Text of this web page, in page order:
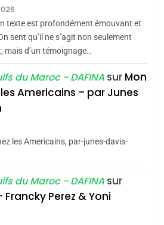
CE QUI NOUS MANQUE –
Jacques Hadida
JUDAISME
Maroc : Les amandes de
Tafraout, le miel de Tadla
du terroir
Oeil ravageur – Vanessa
De Loya Stauber
texte est profondément émouvant et
sent qu’il ne s’agit non seulement
mais d’un témoignage…
du Maroc - DAFINA sur Mon
Americains – par Junes
les Americains, par-junes-davis-
du Maroc - DAFINA sur
Francky Perez & Yoni